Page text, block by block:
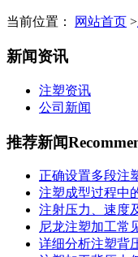
当前位置： 网站首页 >
新闻资讯
注塑资讯
公司新闻
推荐新闻
正确设置多段注
注塑成型过程中
注射压力、速度
尼龙注塑加工常
详细分析注塑背